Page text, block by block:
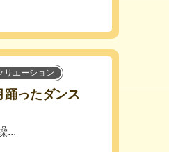
リエーション
ったダンス
...